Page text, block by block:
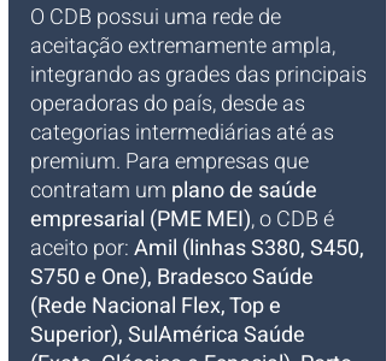
O CDB possui uma rede de
aceitação extremamente ampla,
integrando as grades das principais
operadoras do país, desde as
categorias intermediárias até as
premium. Para empresas que
contratam um plano de saúde
empresarial (PME MEI), o CDB é
aceito por: Amil (linhas S380, S450,
S750 e One), Bradesco Saúde
(Rede Nacional Flex, Top e
Superior), SulAmérica Saúde